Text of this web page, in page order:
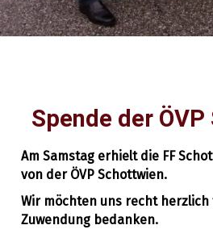
Spende der
Am Samstag erhielt die FF
von der ÖVP Schottwien.
Wir möchten uns recht
Zuwendung bedanken.